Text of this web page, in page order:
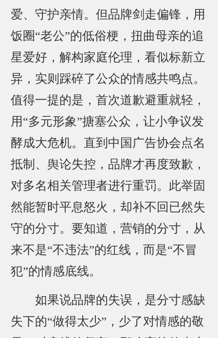
爱、守护亲情。但品牌剑走偏锋，用
饭圈“老公”的低俗梗，扭曲母亲的追
星爱好，解构家庭伦理，看似标新立
异，实则踩碎了公众的情感共鸣点。
值得一提的是，首次道歉避重就轻，
用“多元形象”搪塞公众，让小争议发
酵成大危机。直到中国广告协会点名
抵制、舆论失控，品牌才再度致歉，
对多名相关管理者进行重罚。此举固
然能暂时平息怒火，却补不回已然失
守的分寸。要知道，营销的分寸，从
来不是“不违法”的红线，而是“不冒
犯”的情感底线。
如果说品牌的失误，是分寸感缺
失下的“做得太少”，少了对情感的敬